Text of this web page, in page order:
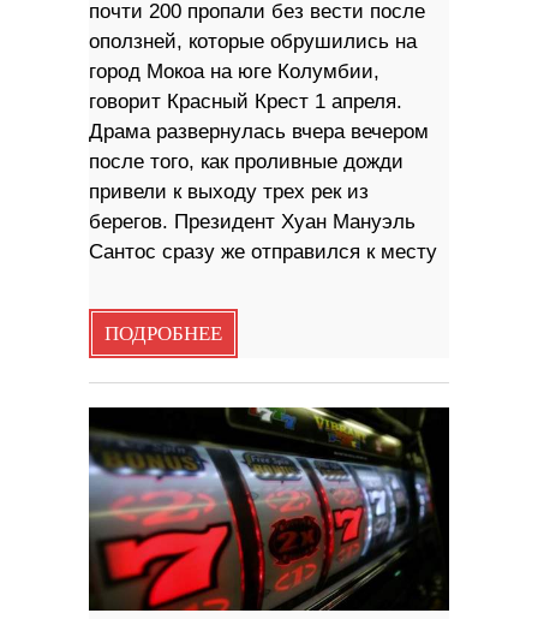
почти 200 пропали без вести после
оползней, которые обрушились на
город Мокоа на юге Колумбии,
говорит Красный Крест 1 апреля.
Драма развернулась вчера вечером
после того, как проливные дожди
привели к выходу трех рек из
берегов. Президент Хуан Мануэль
Сантос сразу же отправился к месту
ПОДРОБНЕЕ